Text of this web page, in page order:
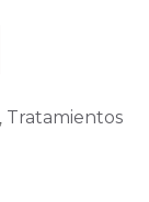
Tratamientos